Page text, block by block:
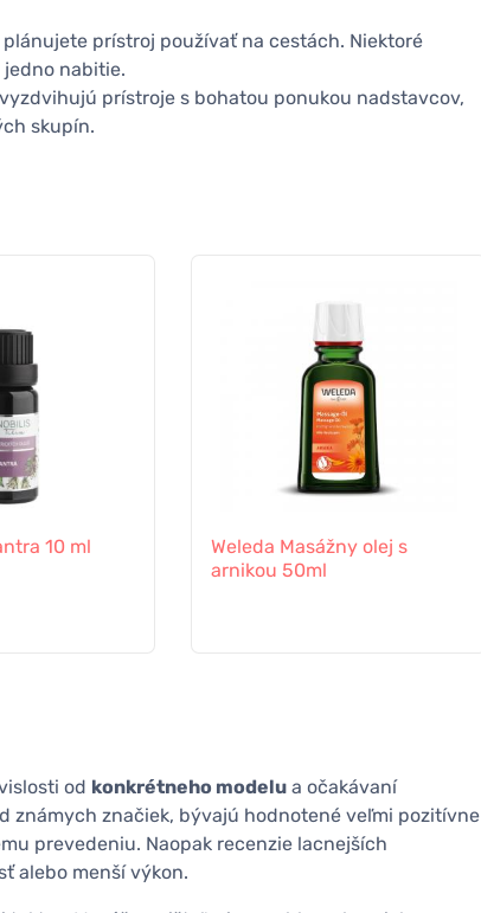
prístroj používať na cestách. Niektoré
nabitie.
prístroje s bohatou ponukou nadstavcov,
skupín.
10 ml
Weleda Masážny olej s
arnikou 50ml
od konkrétneho modelu a očakávaní
známych značiek, bývajú hodnotené veľmi pozitívne
prevedeniu. Naopak recenzie lacnejších
alebo menší výkon.